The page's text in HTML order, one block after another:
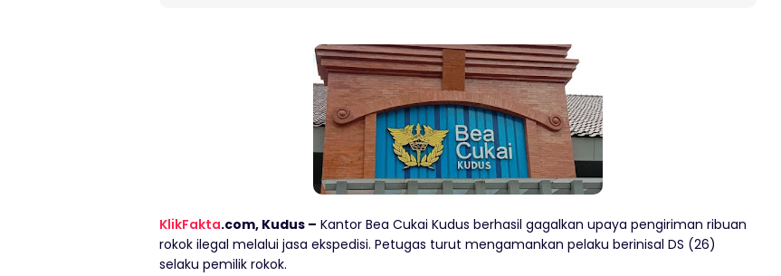
KlikFakta.com, Kudus – Kantor Bea Cukai Kudus berhasil gagalkan upaya pengiriman ribuan
rokok ilegal melalui jasa ekspedisi. Petugas turut mengamankan pelaku berinisal DS (26)
selaku pemilik rokok.